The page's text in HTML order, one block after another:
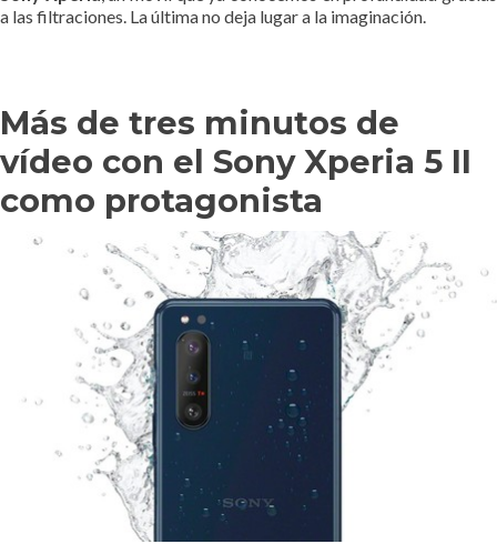
a las filtraciones. La última no deja lugar a la imaginación.
Más de tres minutos de
vídeo con el Sony Xperia 5 II
como protagonista